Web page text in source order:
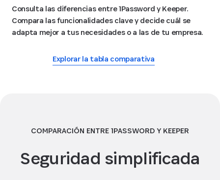
Consulta las diferencias entre 1Password y Keeper.
Compara las funcionalidades clave y decide cuál se
adapta mejor a tus necesidades o a las de tu empresa.
Explorar la tabla comparativa
COMPARACIÓN ENTRE 1PASSWORD Y KEEPER
Seguridad simplificada